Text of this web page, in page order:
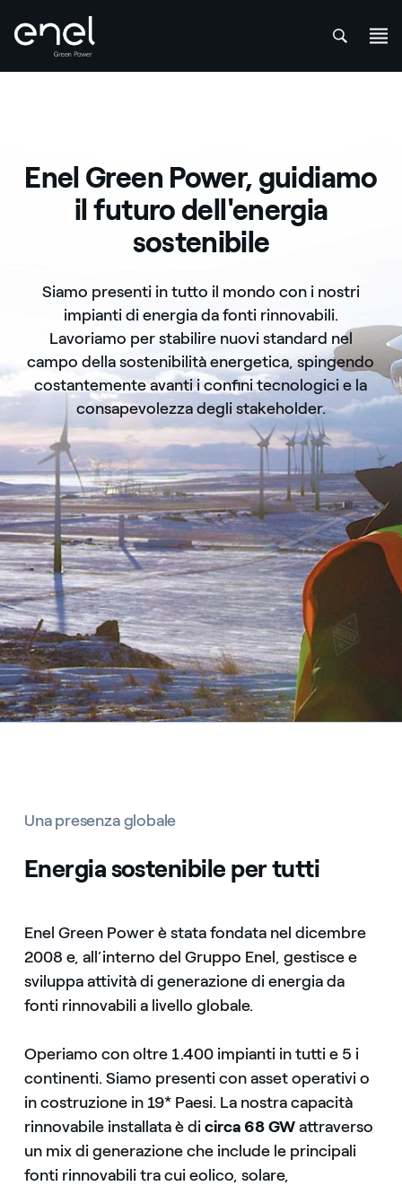
Enel Green Power, guidiamo
il futuro dell'energia
sostenibile
Siamo presenti in tutto il mondo con i nostri
impianti di energia da fonti rinnovabili.
Lavoriamo per stabilire nuovi standard nel
campo della sostenibilità energetica, spingendo
costantemente avanti i confini tecnologici e la
consapevolezza degli stakeholder.
Una presenza globale
Energia sostenibile per tutti
Enel Green Power è stata fondata nel dicembre
2008 e, all’interno del Gruppo Enel, gestisce e
sviluppa attività di generazione di energia da
fonti rinnovabili a livello globale.
Operiamo con oltre 1.400 impianti in tutti e 5 i
continenti. Siamo presenti con asset operativi o
in costruzione in 19* Paesi. La nostra capacità
rinnovabile installata è di circa 68 GWattraverso
un mix di generazione che include le principali
fonti rinnovabili tra cui eolico, solare,